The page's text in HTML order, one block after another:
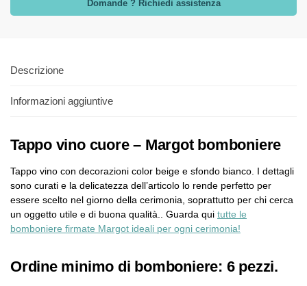
Domande ? Richiedi assistenza
Descrizione
Informazioni aggiuntive
Tappo vino cuore – Margot bomboniere
Tappo vino con decorazioni color beige e sfondo bianco. I dettagli
sono curati e la delicatezza dell’articolo lo rende perfetto per
essere scelto nel giorno della cerimonia, soprattutto per chi cerca
un oggetto utile e di buona qualità.. Guarda qui tutte le
bomboniere firmate Margot ideali per ogni cerimonia!
Ordine minimo di bomboniere: 6 pezzi.